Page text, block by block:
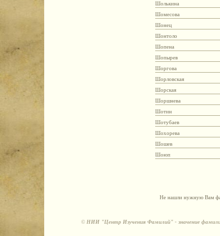
Шолькина
Шомесова
Шонец
Шонтоло
Шопена
Шопырев
Шоргова
Шорловская
Шорская
Шоршнева
Шотин
Шотубаев
Шохорева
Шошев
Шоюп
Не нашли нужную Вам
© НИИ "Центр Изучения Фамилий" - значение